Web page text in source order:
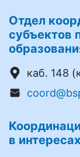
Отдел
субъектов
каб. 148
в